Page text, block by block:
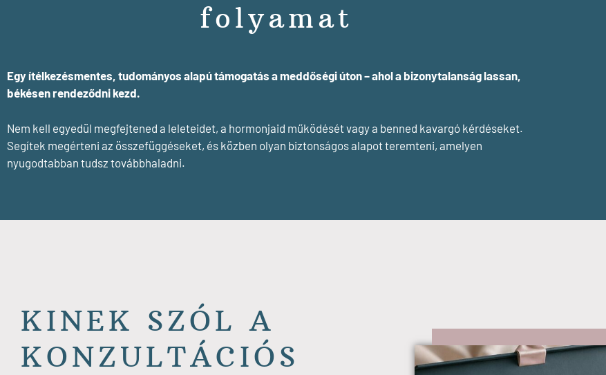
folyamat
Egy ítélkezésmentes, tudományos alapú támogatás a meddőségi úton – ahol a bizonytalanság lassan,
békésen rendeződni kezd.
Nem kell egyedül megfejtened a leleteidet, a hormonjaid működését vagy a benned kavargó kérdéseket.
Segítek megérteni az összefüggéseket, és közben olyan biztonságos alapot teremteni, amelyen
nyugodtabban tudsz továbbhaladni.
KINEK SZÓL A
KONZULTÁCIÓS